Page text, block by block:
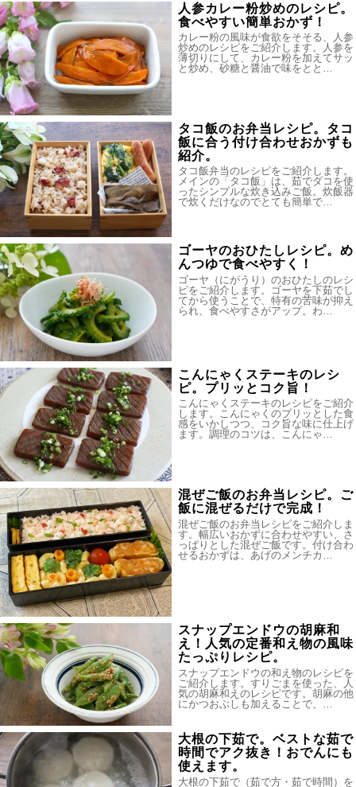
人参カレー粉炒めのレシピ。
食べやすい簡単おかず！
カレー粉の風味が食欲をそそる、人参
炒めのレシピをご紹介します。人参を
薄切りにして、カレー粉を加えてサッ
と炒め、砂糖と醤油で味をとと…
タコ飯のお弁当レシピ。タコ
飯に合う付け合わせおかずも
紹介。
タコ飯弁当のレシピをご紹介します。
メインの「タコ飯」は、茹でダコを使
ったシンプルな炊き込みご飯。炊飯器
で炊くだけなのでとても簡単で…
ゴーヤのおひたしレシピ。め
んつゆで食べやすく！
ゴーヤ（にがうり）のおひたしのレシ
ピをご紹介します。ゴーヤを下茹でし
てから使うことで、特有の苦味が抑え
られ、食べやすさがアップ。わ…
こんにゃくステーキのレシ
ピ。プリッとコク旨！
こんにゃくステーキのレシピをご紹介
します。こんにゃくのプリッとした食
感をいかしつつ、コク旨な味に仕上げ
ます。調理のコツは、こんにゃ…
混ぜご飯のお弁当レシピ。ご
飯に混ぜるだけで完成！
混ぜご飯のお弁当レシピをご紹介しま
す。幅広いおかずに合わせやすい、さ
っぱりとした混ぜご飯です。付け合わ
せるおかずは、あげのメンチカ…
スナップエンドウの胡麻和
え！人気の定番和え物の風味
たっぷりレシピ。
スナップエンドウの和え物のレシピを
ご紹介します。すりごまを使った、人
気の胡麻和えのレシピです。胡麻の他
にかつおぶしも加えることで、…
大根の下茹で。ベストな茹で
時間でアク抜き！おでんにも
使えます。
大根の下茹で（茹で方・茹で時間）を